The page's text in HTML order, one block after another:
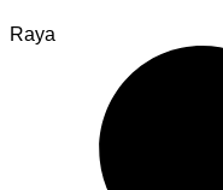
Raya